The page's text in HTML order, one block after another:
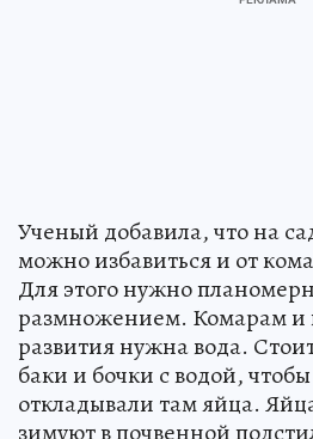
Ученый добавила, что на
можно избавиться и от
Для этого нужно
размножением. Комарам и
развития нужна вода.
баки и бочки с водой,
откладывали там яйца.